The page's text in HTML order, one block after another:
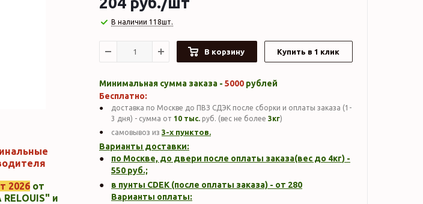
2026 от
и
В наличии 118шт.
В корзину Купить в 1 клик
Минимальная сумма заказа - 5000 рублей
Бесплатно:
доставка по Москве до ПВЗ СДЭК после сборки и оплаты заказа (1-
3 дня) - сумма от 10 тыс. руб. (вес не более 3кг)
самовывоз из 3-х пунктов.
Варианты доставки:
по Москве, до двери после оплаты заказа(вес до 4кг) -
550 руб.;
в пунты CDEK (после оплаты заказа) - от 280
Варианты оплаты: